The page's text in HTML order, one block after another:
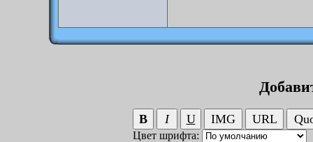
Цвет шрифта: